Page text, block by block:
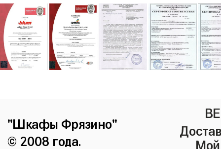
"Шкафы Фрязино"
© 2008 года.